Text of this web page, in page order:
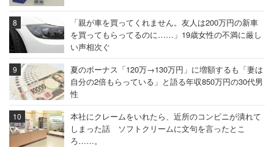
「親が車を買ってくれません。友人は200万円の新車
を買ってもらってるのに……」19歳女性の不満に厳し
い声相次ぐ
夏のボーナス「120万→130万円」に増額するも「妻は
自分の2倍もらっている」と語る年収850万円の30代男
性
本社にクレームをいれたら、近所のコンビニが潰れて
しまった話 ソフトクリームに文句を言ったとこ
ろ……。